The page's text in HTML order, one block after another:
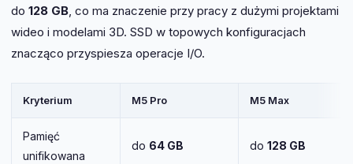
do 128 GB, co ma znaczenie przy pracy z dużymi projektami
wideo i modelami 3D. SSD w topowych konfiguracjach
znacząco przyspiesza operacje I/O.
Kryterium M5 Pro M5 Max
Pamięć
unifikowana
do 64 GB do 128 GB